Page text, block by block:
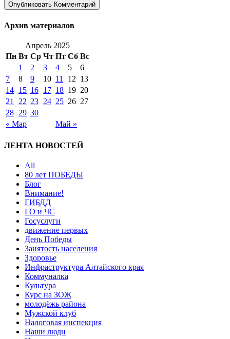
Архив материалов
Апрель 2025
Пн Вт Ср Чт Пт Сб Вс
« Мар Май »
1 2 3 4 5
6
7
8 9 10 11 12 13
14 15 16 17 18 19 20
21
22 23 24 25 26 27
28 29 30
ЛЕНТА НОВОСТЕЙ
All
80 лет ПОБЕДЫ
Блог
Внимание!
ГИБДД
ГО и ЧС
Госуслуги
движение первых
День Победы
Занятость населения
Здоровье
Инфраструктура Алтайского края
Коммуналка
Культура
Курс на ЗОЖ
молодёжь района
Мужской клуб
Налоговая инспекция
Наши люди